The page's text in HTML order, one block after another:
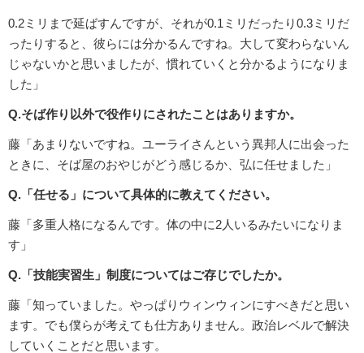
0.2ミリまで延ばすんですが、それが0.1ミリだったり0.3ミリだ
ったりすると、彼らには分かるんですね。大して変わらないん
じゃないかと思いましたが、慣れていくと分かるようになりま
した」
Q.そば作り以外で役作りにされたことはありますか。
藤「あまりないですね。ユーライさんという異邦人に出会った
ときに、そば屋のおやじがどう感じるか、弘に任せました」
Q.「任せる」について具体的に教えてください。
藤「多重人格になるんです。体の中に2人いるみたいになりま
す」
Q.「技能実習生」制度についてはご存じでしたか。
藤「知っていました。やっぱりウィンウィンにすべきだと思い
ます。でも僕らが考えても仕方ありません。政治レベルで解決
していくことだと思います。